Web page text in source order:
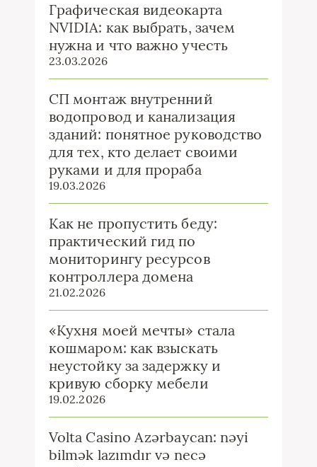
Графическая видеокарта
NVIDIA: как выбрать, зачем
нужна и что важно учесть
23.03.2026
СП монтаж внутренний
водопровод и канализация
зданий: понятное руководство
для тех, кто делает своими
руками и для прораба
19.03.2026
Как не пропустить беду:
практический гид по
мониторингу ресурсов
контроллера домена
21.02.2026
«Кухня моей мечты» стала
кошмаром: как взыскать
неустойку за задержку и
кривую сборку мебели
19.02.2026
Volta Casino Azərbaycan: nəyi
bilmək lazımdır və necə